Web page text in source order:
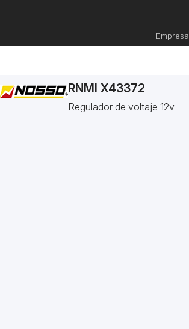
Empresa
RNMI X43372
Regulador de voltaje 12v